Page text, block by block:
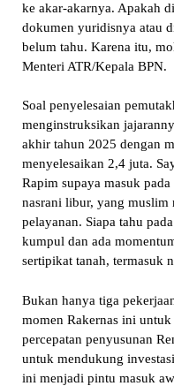
ke akar-akarnya. Apakah
dokumen yuridisnya atau
belum tahu. Karena itu,
Menteri ATR/Kepala BPN.
Soal penyelesaian
menginstruksikan
akhir tahun 2025 dengan
menyelesaikan 2,4 juta.
Rapim supaya masuk
nasrani libur, yang muslim
pelayanan. Siapa tahu
kumpul dan ada
sertipikat tanah, termasuk
Bukan hanya tiga
momen Rakernas ini
percepatan penyusunan
untuk mendukung
ini menjadi pintu masuk